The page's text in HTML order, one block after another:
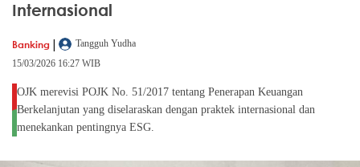
Internasional
Banking |
Tangguh Yudha
15/03/2026 16:27 WIB
OJK merevisi POJK No. 51/2017 tentang Penerapan Keuangan
Berkelanjutan yang diselaraskan dengan praktek internasional dan
menekankan pentingnya ESG.